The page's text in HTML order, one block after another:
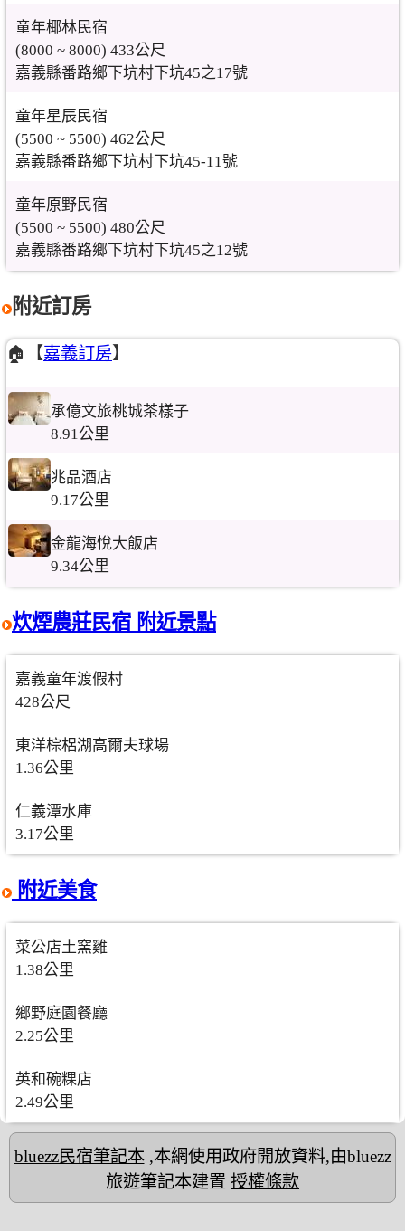
童年椰林民宿
(8000 ~ 8000) 433公尺
嘉義縣番路鄉下坑村下坑45之17號
童年星辰民宿
(5500 ~ 5500) 462公尺
嘉義縣番路鄉下坑村下坑45-11號
童年原野民宿
(5500 ~ 5500) 480公尺
嘉義縣番路鄉下坑村下坑45之12號
附近訂房
🏠【嘉義訂房】
承億文旅桃城茶樣子
8.91公里
兆品酒店
9.17公里
金龍海悅大飯店
9.34公里
炊煙農莊民宿 附近景點
嘉義童年渡假村
428公尺
東洋棕梠湖高爾夫球場
1.36公里
仁義潭水庫
3.17公里
附近美食
菜公店土窯雞
1.38公里
鄉野庭園餐廳
2.25公里
英和碗粿店
2.49公里
bluezz民宿筆記本,本網使用政府開放資料,由bluezz
旅遊筆記本建置 授權條款